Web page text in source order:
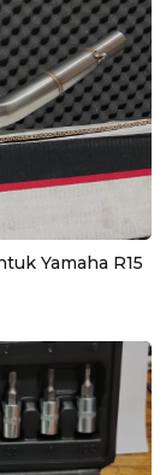
Yamaha R15